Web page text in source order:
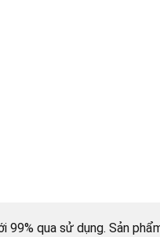
99% qua sử dụng. Sản